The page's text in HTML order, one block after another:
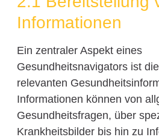
Informationen
Ein zentraler Aspekt eines
Gesundheitsnavigators ist
relevanten
Informationen können von
Gesundheitsfragen, über
Krankheitsbilder bis hin zu